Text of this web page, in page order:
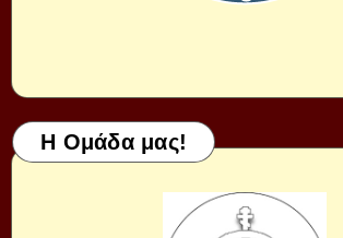
Η Ομάδα μας!